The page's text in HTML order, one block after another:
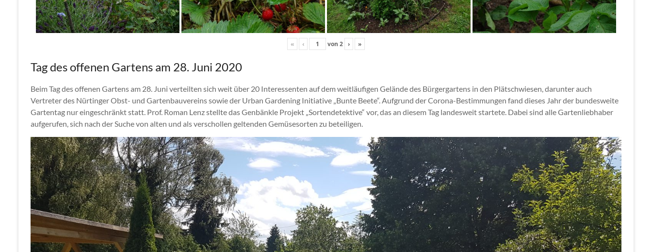
« ‹ von 2 › »
Tag des offenen Gartens am 28. Juni 2020
Beim Tag des offenen Gartens am 28. Juni verteilten sich weit über 20 Interessenten auf dem weitläufigen Gelände des Bürgergartens in den Plätschwiesen, darunter auch
Vertreter des Nürtinger Obst- und Gartenbauvereins sowie der Urban Gardening Initiative „Bunte Beete“. Aufgrund der Corona-Bestimmungen fand dieses Jahr der bundesweite
Gartentag nur eingeschränkt statt. Prof. Roman Lenz stellte das Genbänkle Projekt „Sortendetektive“ vor, das an diesem Tag landesweit startete. Dabei sind alle Gartenliebhaber
aufgerufen, sich nach der Suche von alten und als verschollen geltenden Gemüsesorten zu beteiligen.